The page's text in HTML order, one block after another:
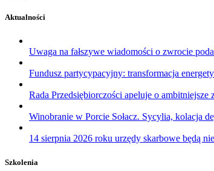
Aktualności
Uwaga na fałszywe wiadomości o zwrocie
Fundusz partycypacyjny: transformacja
Rada Przedsiębiorczości apeluje o
Winobranie w Porcie Sołacz. Sycylia, kolacja
14 sierpnia 2026 roku urzędy skarbowe będą
Szkolenia